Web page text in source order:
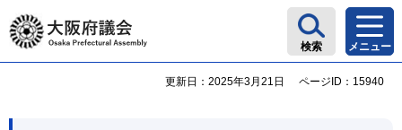
大阪府議会
検索 メニュー
更新日：2025年3月21日 ページID：15940